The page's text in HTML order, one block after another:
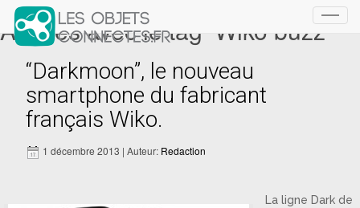
Articles avec le tag ‘Wiko buzz’
“Darkmoon”, le nouveau
smartphone du fabricant
français Wiko.
1 décembre 2013 | Auteur: Redaction
La ligne Dark de